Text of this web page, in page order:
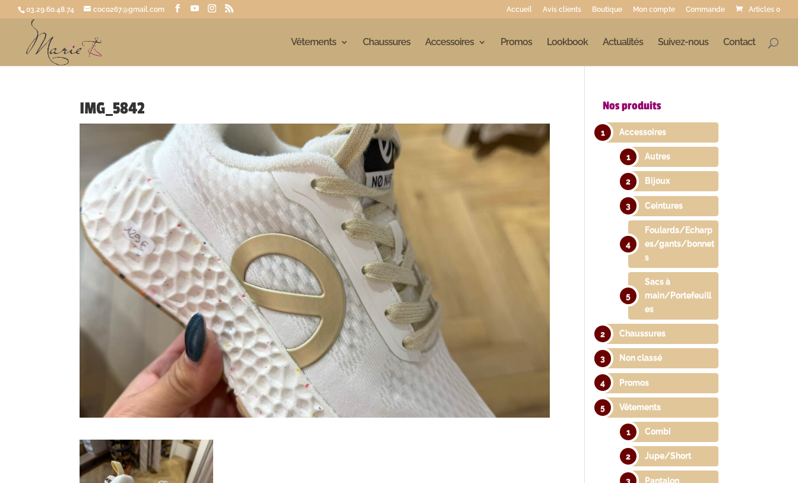
03.29.60.48.74 coco267@gmail.com Accueil Avis clients Boutique Mon compte Commande Articles 0
Vêtements Chaussures Accessoires Promos Lookbook Actualités Suivez-nous Contact
IMG_5842 Nos produits
Accessoires
Autres
Bijoux
Ceintures
Foulards/Echarp
es/gants/bonnet
s
Sacs à
main/Portefeuill
es
Chaussures
Non classé
Promos
Vêtements
Combi
Jupe/Short
Pantalon